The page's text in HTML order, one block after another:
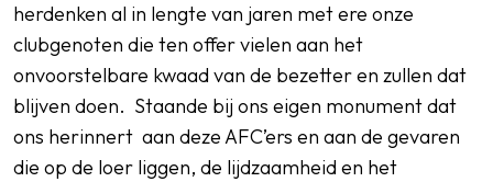
herdenken al in lengte van jaren met ere onze
clubgenoten die ten offer vielen aan het
onvoorstelbare kwaad van de bezetter en zullen dat
blijven doen. Staande bij ons eigen monument dat
ons herinnert aan deze AFC’ers en aan de gevaren
die op de loer liggen, de lijdzaamheid en het